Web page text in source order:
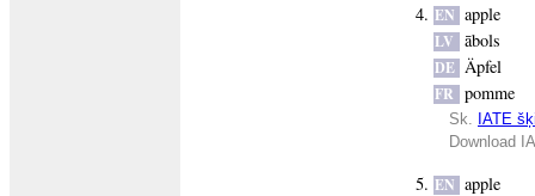
EN apple
LV ābols
DE Äpfel
FR pomme
Sk. IATE
Download
EN apple